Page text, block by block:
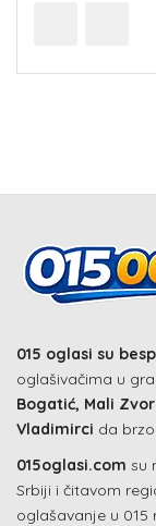
015 oglasi su
oglašivačima u
Bogatić, Mali
Vladimirci da
015oglasi.com su
Srbiji i čitavom
oglašavanje u 015